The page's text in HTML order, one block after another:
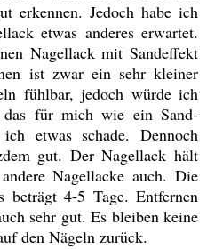
erkennen. Jedoch habe ich
etwas anderes erwartet.
Nagellack mit Sandeffekt
ist zwar ein sehr kleiner
fühlbar, jedoch würde ich
das für mich wie ein Sand-
etwas schade. Dennoch
gut. Der Nagellack hält
Nagellacke auch. Die
beträgt 4-5 Tage. Entfernen
sehr gut. Es bleiben keine
den Nägeln zurück.